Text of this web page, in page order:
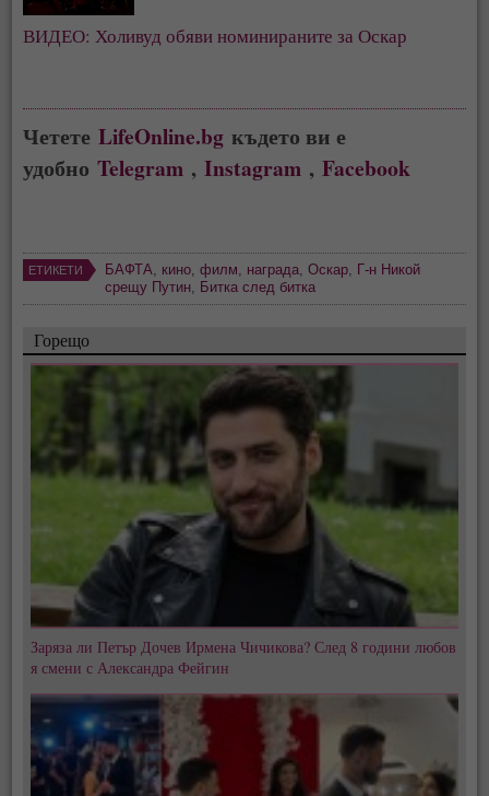
ВИДЕО: Холивуд обяви номинираните за Оскар
ЧететеLifeOnline.bg където ви е
удобноTelegram ,Instagram ,Facebook
ЕТИКЕТИ БАФТА, кино,филм, награда,Оскар, Г-н Никой
срещу Путин, Битка след битка
Горещо
Заряза ли Петър Дочев Ирмена Чичикова? След 8 години любов
я смени с Александра Фейгин